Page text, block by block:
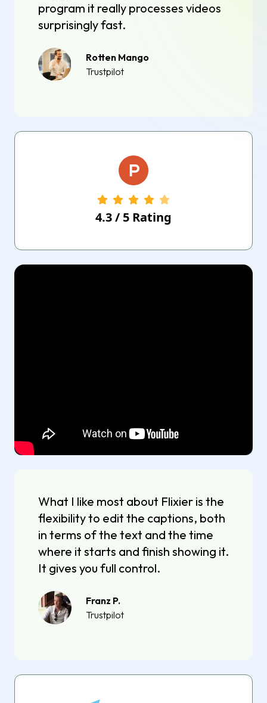
program it really processes videos
surprisingly fast.
Rotten Mango
Trustpilot
4.3/ 5 Rating
What I like most about Flixier is the
flexibility to edit the captions, both
in terms of the text and the time
where it starts and finish showing it.
It gives you full control.
Franz P.
Trustpilot